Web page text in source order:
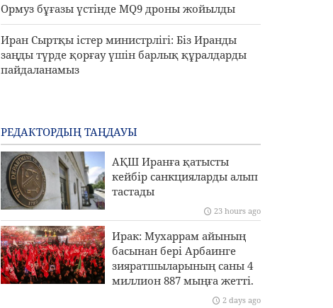
Ормуз бұғазы үстінде MQ9 дроны жойылды
Иран Сыртқы істер министрлігі: Біз Иранды
заңды түрде қорғау үшін барлық құралдарды
пайдаланамыз
РЕДАКТОРДЫҢ ТАҢДАУЫ
АҚШ Иранға қатысты
кейбір санкцияларды алып
тастады
23 hours ago
Ирак: Мухаррам айының
басынан бері Арбаинге
зияратшыларының саны 4
миллион 887 мыңға жетті.
2 days ago